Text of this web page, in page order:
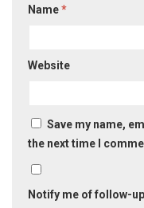
Name*
Website
Save my name,
the next time I
Notify me of follow-